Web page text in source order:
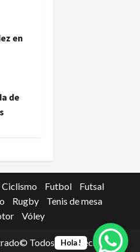
en
de
Ciclismo Futbol
Futsal
Rugby
Tenis de mesa
Vóley
Todos los derechos
Hola !